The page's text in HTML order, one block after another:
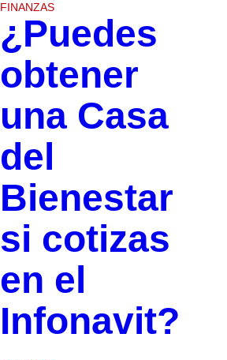
FINANZAS
¿Puedes
obtener
una Casa
del
Bienestar
si cotizas
en el
Infonavit?